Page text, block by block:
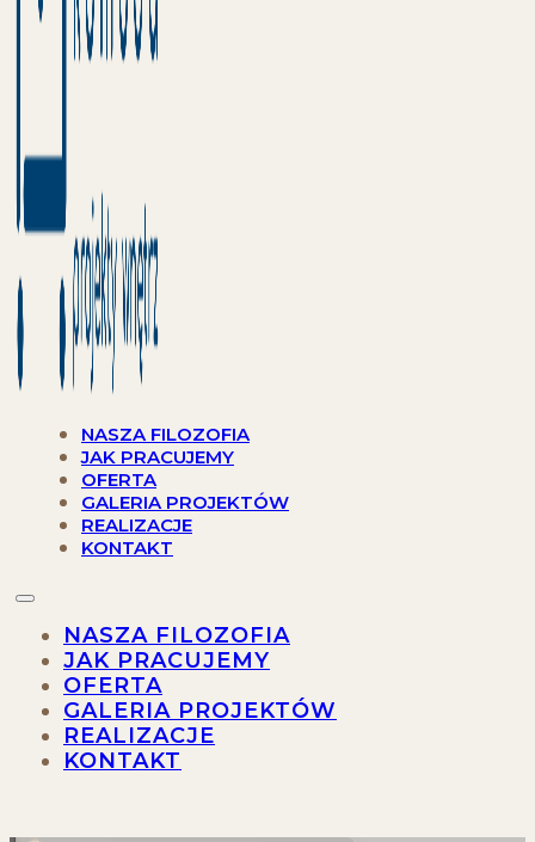
NASZA FILOZOFIA
JAK PRACUJEMY
OFERTA
GALERIA PROJEKTÓW
REALIZACJE
KONTAKT
NASZA FILOZOFIA
JAK PRACUJEMY
OFERTA
GALERIA PROJEKTÓW
REALIZACJE
KONTAKT